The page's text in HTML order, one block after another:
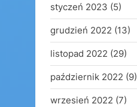
styczeń 2023 (5)
grudzień 2022 (13)
listopad 2022 (29)
październik 2022 (9)
wrzesień 2022 (7)